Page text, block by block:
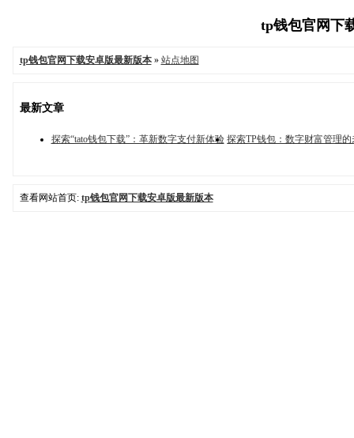
tp钱包官网下
tp钱包官网下载安卓版最新版本» 站点地图
最新文章
探索“tato钱包下载”：革新数字支付新体验 探索TP钱包：数字财富管理
查看网站首页: tp钱包官网下载安卓版最新版本